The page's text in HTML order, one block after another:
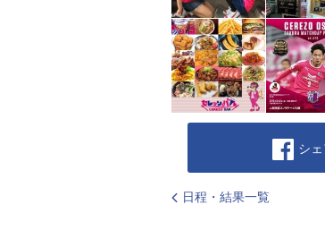
シ
日程・結果一覧